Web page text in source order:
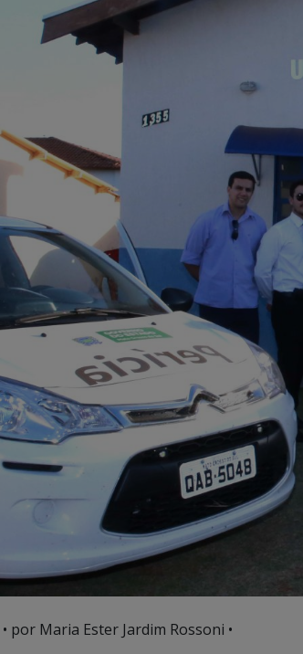
• por Maria Ester Jardim Rossoni •